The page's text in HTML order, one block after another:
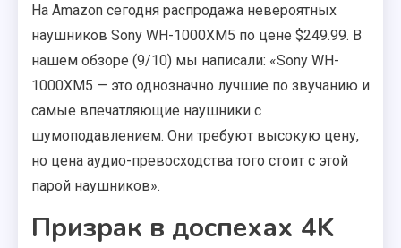
На Amazon сегодня распродажа невероятных
наушников Sony WH-1000XM5 по цене $249.99. В
нашем обзоре (9/10) мы написали: «Sony WH-
1000XM5 — это однозначно лучшие по звучанию и
самые впечатляющие наушники с
шумоподавлением. Они требуют высокую цену,
но цена аудио-превосходства того стоит с этой
парой наушников».
Призрак в доспехах 4K